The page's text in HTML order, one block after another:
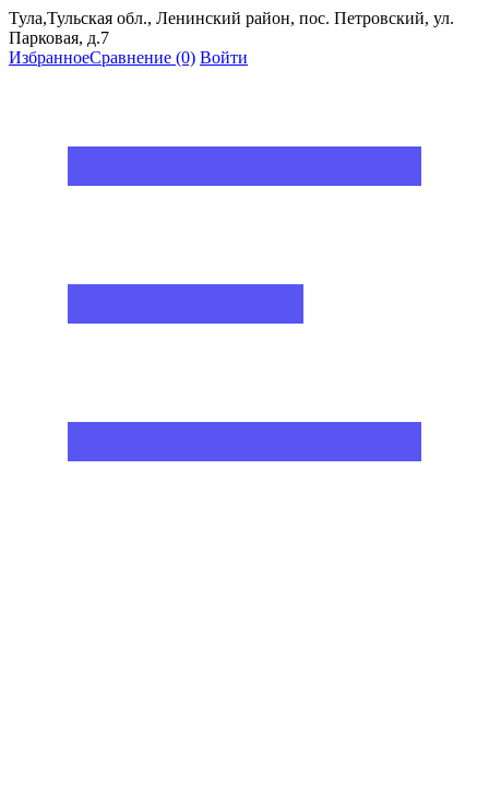
Тула,Тульская обл., Ленинский район, пос. Петровский, ул.
Парковая, д.7
ИзбранноеСравнение (0) Войти